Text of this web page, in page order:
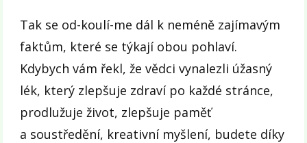
Tak se od-koulí-me dál k neméně zajímavým
faktům, které se týkají obou pohlaví.
Kdybych vám řekl, že vědci vynalezli úžasný
lék, který zlepšuje zdraví po každé stránce,
prodlužuje život, zlepšuje paměť
a soustředění, kreativní myšlení, budete díky